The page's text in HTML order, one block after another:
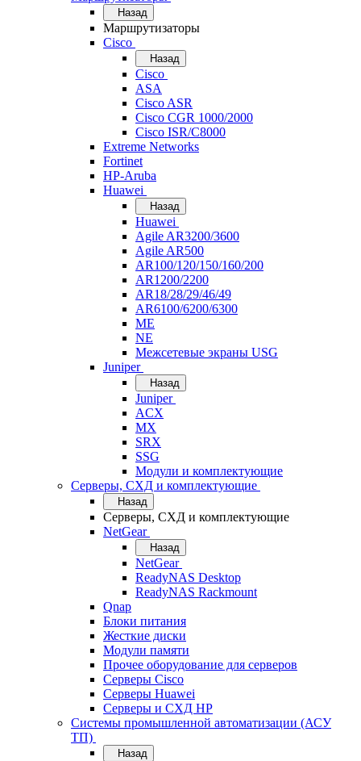
Назад
Маршрутизаторы
Cisco
Назад
Cisco
ASA
Cisco ASR
Cisco CGR 1000/2000
Cisco ISR/С8000
Extreme Networks
Fortinet
HP-Aruba
Huawei
Назад
Huawei
Agile AR3200/3600
Agile AR500
AR100/120/150/160/200
AR1200/2200
AR18/28/29/46/49
AR6100/6200/6300
ME
NE
Межсетевые экраны USG
Juniper
Назад
Juniper
ACX
MX
SRX
SSG
Модули и комплектующие
Серверы, СХД и комплектующие
Назад
Серверы, СХД и комплектующие
NetGear
Назад
NetGear
ReadyNAS Desktop
ReadyNAS Rackmount
Qnap
Блоки питания
Жесткие диски
Модули памяти
Прочее оборудование для серверов
Серверы Cisco
Серверы Huawei
Серверы и СХД HP
Системы промышленной автоматизации (АСУ
ТП)
Назад